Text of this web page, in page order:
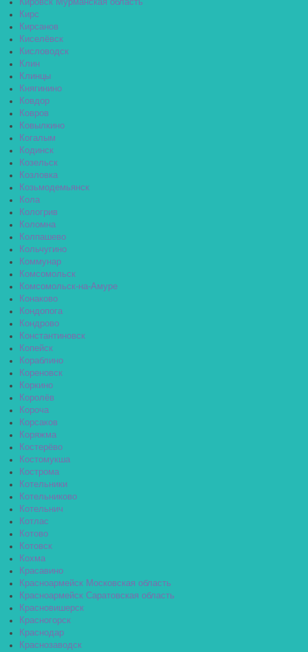
Кировск Мурманская область
Кирс
Кирсанов
Киселёвск
Кисловодск
Клин
Клинцы
Княгинино
Ковдор
Ковров
Ковылкино
Когалым
Кодинск
Козельск
Козловка
Козьмодемьянск
Кола
Кологрив
Коломна
Колпашево
Кольчугино
Коммунар
Комсомольск
Комсомольск-на-Амуре
Конаково
Кондопога
Кондрово
Константиновск
Копейск
Кораблино
Кореновск
Коркино
Королёв
Короча
Корсаков
Коряжма
Костерёво
Костомукша
Кострома
Котельники
Котельниково
Котельнич
Котлас
Котово
Котовск
Кохма
Красавино
Красноармейск Московская область
Красноармейск Саратовская область
Красновишерск
Красногорск
Краснодар
Краснозаводск